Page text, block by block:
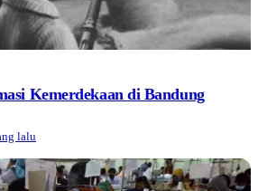
Kemerdekaan di Bandung
lalu